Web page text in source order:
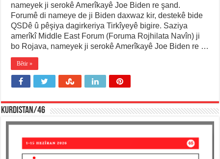
nameyek ji serokê Amerîkayê Joe Biden re şand.
Forumê di nameye de ji Biden daxwaz kir, destekê bide
QSDê û pêşiya dagirkeriya Tirkîyeyê bigire. Saziya
amerîkî Middle East Forum (Foruma Rojhilata Navîn) ji
bo Rojava, nameyek ji serokê Amerîkayê Joe Biden re …
Bêtir »
KURDISTAN/46